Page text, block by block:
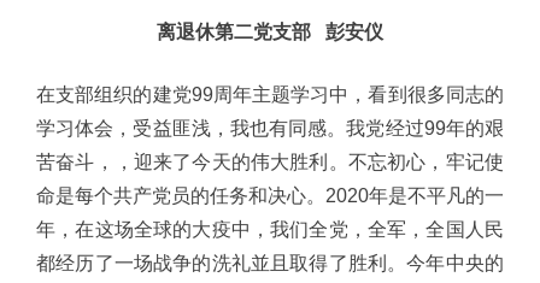
离退休第二党支部 彭安仪
在支部组织的建党99周年主题学习中，看到很多同志的
学习体会，受益匪浅，我也有同感。我党经过99年的艰
苦奋斗，，迎来了今天的伟大胜利。不忘初心，牢记使
命是每个共产党员的任务和决心。2020年是不平凡的一
年，在这场全球的大疫中，我们全党，全军，全国人民
都经历了一场战争的洗礼並且取得了胜利。今年中央的